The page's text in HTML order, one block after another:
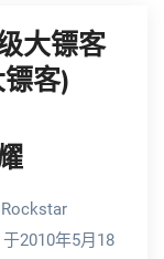
大镖客
客)
2010年5月18